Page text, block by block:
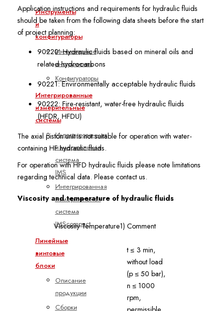
Инструменты
и
конфигураторы
Инженерные
инструменты
Конфигураторы
Интегрированные
измерительные
системы
Интегрированная
измерительная
система
IMS
Интегрированная
измерительная
система
IMScompact
Линейные
винтовые
блоки
Описание
продукции
Сборки
Application instructions and requirements for hydraulic fluids
should be taken from the following data sheets before the start
of project planning:
90220: Hydraulic fluids based on mineral oils and
related hydrocarbons
90221: Environmentally acceptable hydraulic fluids
90222: Fire-resistant, water-free hydraulic fluids
(HFDR, HFDU)
The axial piston unit is not suitable for operation with water-
containing HF hydraulic fluids.
For operation with HFD hydraulic fluids please note limitations
regarding technical data. Please contact us.
Viscosity and temperature of hydraulic fluids
Viscosity Temperature1) Comment
t ≤ 3 min,
without load
(p ≤ 50 bar),
n ≤ 1000
rpm,